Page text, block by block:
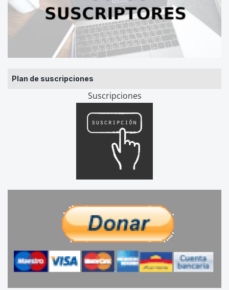
Plan de suscripciones
Suscripciones